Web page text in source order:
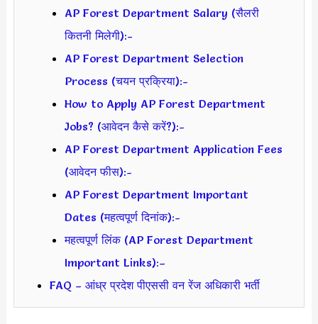
AP Forest Department Salary (सैलरी
कितनी मिलेगी):-
AP Forest Department Selection
Process (चयन प्रक्रिया):-
How to Apply AP Forest Department
Jobs? (आवेदन कैसे करें?):-
AP Forest Department Application Fees
(आवेदन फीस):-
AP Forest Department Important
Dates (महत्वपूर्ण दिनांक):-
महत्वपूर्ण लिंक (AP Forest Department
Important Links):–
FAQ – आंध्र प्रदेश पीएससी वन रेंज अधिकारी भर्ती